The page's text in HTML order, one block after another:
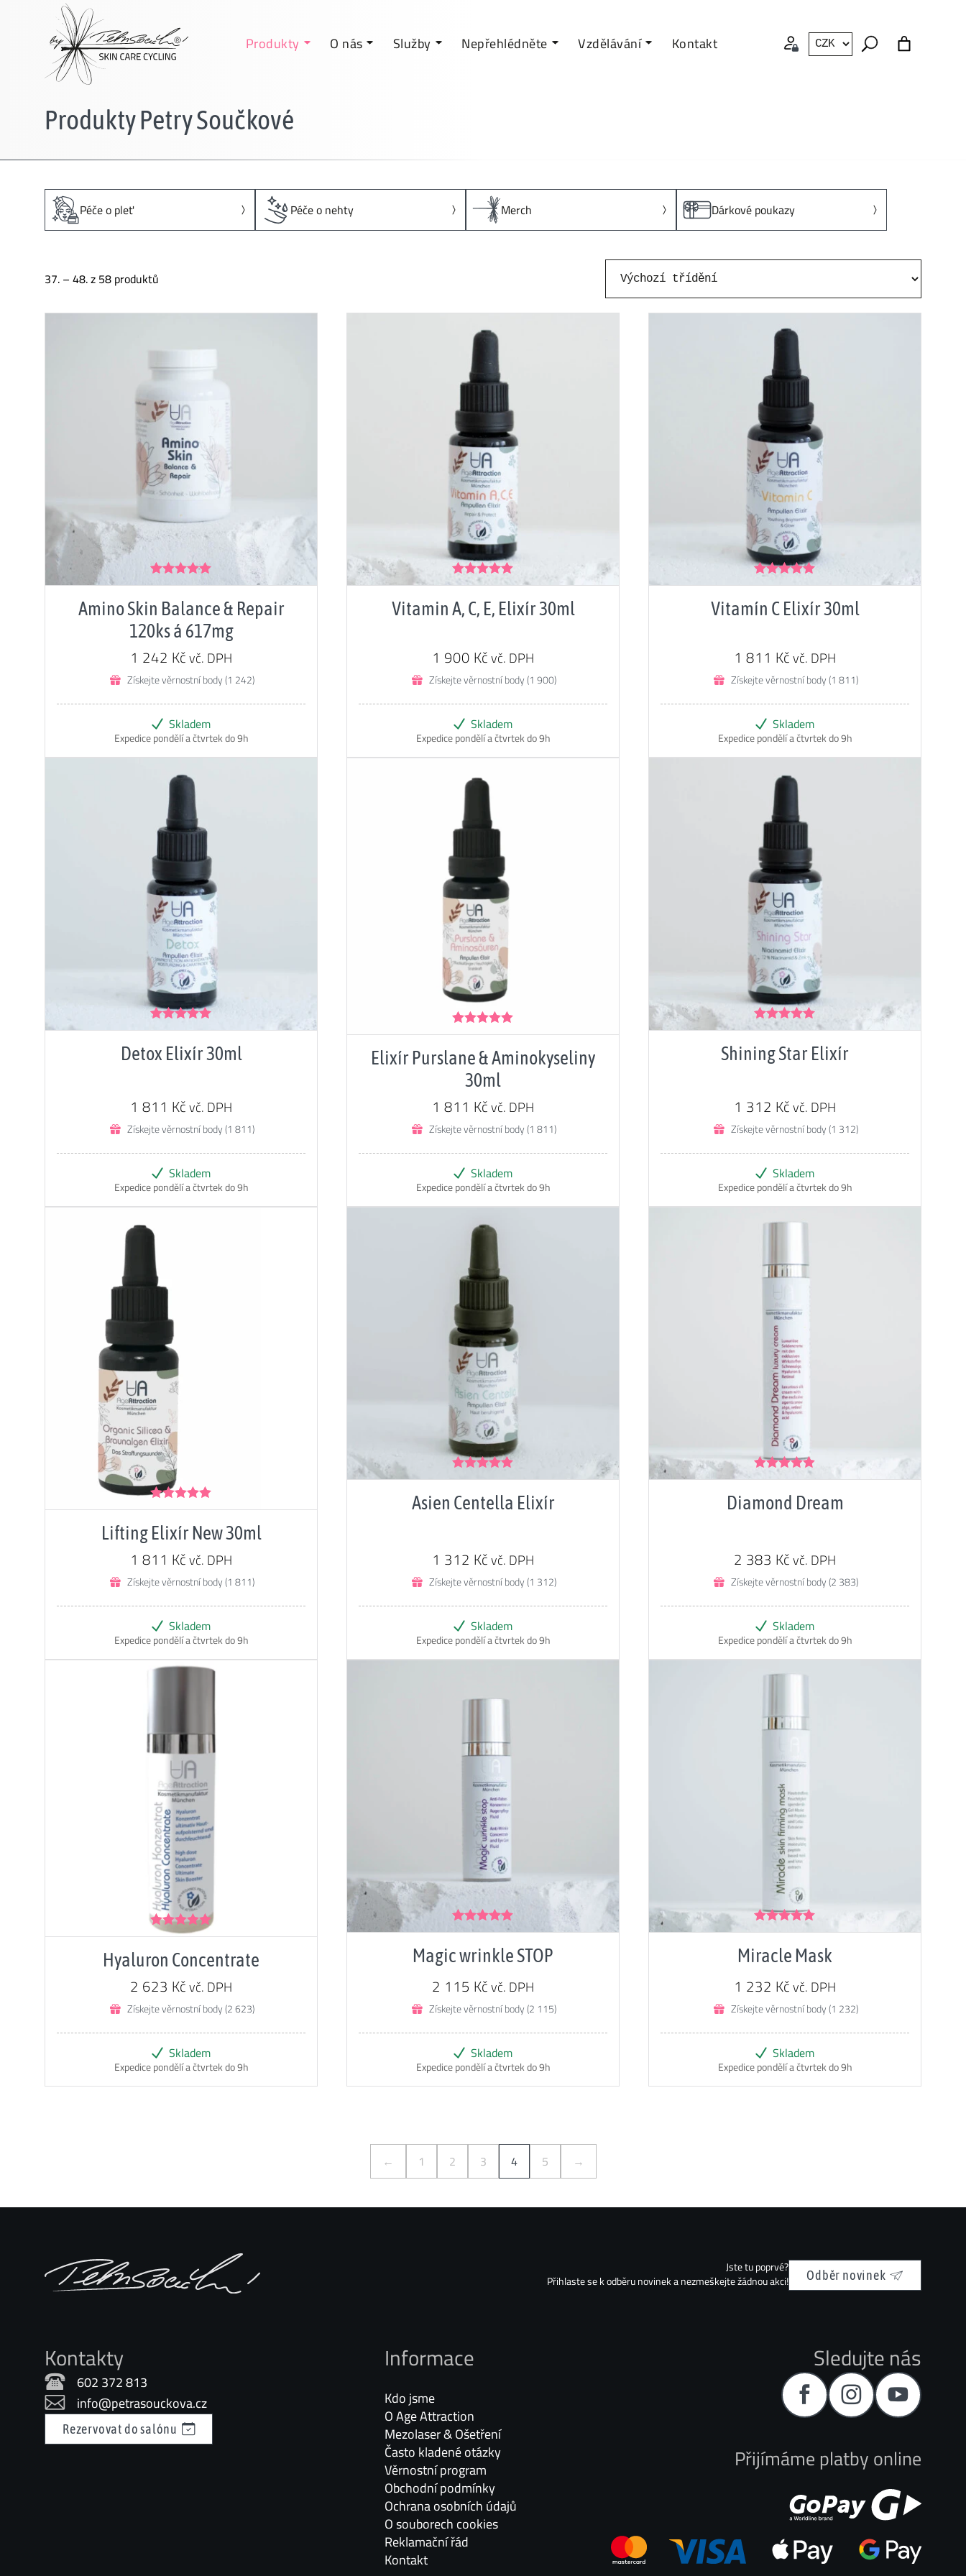
Produkty O nás Služby Nepřehlédněte Vzdělávání Kontakt
Produkty Petry Součkové
Péče o pleť Péče o nehty Merch Dárkové poukazy
37. – 48. z 58 produktů
Hodnocení
Amino Skin Balance & Repair
120ks á 617mg
1 242 Kčvč. DPH
Získejte věrnostní body (1 242)
Skladem
Expedice pondělí a čtvrtek do 9h
Hodnocení
Vitamin A, C, E, Elixír 30ml
1 900Kčvč. DPH
Získejte věrnostní body (1 900)
Skladem
Expedice pondělí a čtvrtek do 9h
Hodnocení
Vitamín C Elixír 30ml
1 811 Kčvč. DPH
Získejte věrnostní body (1 811)
Skladem
Expedice pondělí a čtvrtek do 9h
Hodnocení
Detox Elixír 30ml
1 811 Kčvč. DPH
Získejte věrnostní body (1 811)
Skladem
Expedice pondělí a čtvrtek do 9h
Hodnocení
Elixír Purslane & Aminokyseliny
30ml
1 811 Kčvč. DPH
Získejte věrnostní body (1 811)
Skladem
Expedice pondělí a čtvrtek do 9h
Hodnocení
Shining Star Elixír
1 312 Kčvč. DPH
Získejte věrnostní body (1 312)
Skladem
Expedice pondělí a čtvrtek do 9h
Hodnocení
Lifting Elixír New 30ml
1 811 Kčvč. DPH
Získejte věrnostní body (1 811)
Skladem
Expedice pondělí a čtvrtek do 9h
Hodnocení
Asien Centella Elixír
1 312 Kčvč. DPH
Získejte věrnostní body (1 312)
Skladem
Expedice pondělí a čtvrtek do 9h
Hodnocení
Diamond Dream
2 383 Kčvč. DPH
Získejte věrnostní body (2 383)
Skladem
Expedice pondělí a čtvrtek do 9h
Hodnocení
Hyaluron Concentrate
2 623 Kčvč. DPH
Získejte věrnostní body (2 623)
Skladem
Expedice pondělí a čtvrtek do 9h
Hodnocení
Magic wrinkle STOP
2 115 Kčvč. DPH
Získejte věrnostní body (2 115)
Skladem
Expedice pondělí a čtvrtek do 9h
Hodnocení
Miracle Mask
1 232 Kčvč. DPH
Získejte věrnostní body (1 232)
Skladem
Expedice pondělí a čtvrtek do 9h
← 1 2 3 4 5 →
Jste tu poprvé?
Přihlaste se k odběru novinek a nezmeškejte žádnou akci! Odběr novinek
Kontakty
602 372 813
info@petrasouckova.cz
Rezervovat do salónu
Informace
Kdo jsme
O Age Attraction
Mezolaser & Ošetření
Často kladené otázky
Věrnostní program
Obchodní podmínky
Ochrana osobních údajů
O souborech cookies
Reklamační řád
Kontakt
Sledujte nás
Přijímáme platby online